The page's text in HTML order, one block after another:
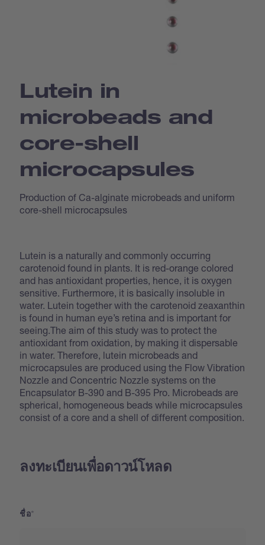
Lutein in
microbeads and
core-shell
microcapsules
Production of Ca-alginate microbeads and uniform
core-shell microcapsules
Lutein is a naturally and commonly occurring
carotenoid found in plants. It is red-orange colored
and has antioxidant properties, hence, it is oxygen
sensitive. Furthermore, it is basically insoluble in
water. Lutein together with the carotenoid zeaxanthin
is found in human eye’s retina and is important for
seeing.The aim of this study was to protect the
antioxidant from oxidation, by making it dispersable
in water. Therefore, lutein microbeads and
microcapsules are produced using the Flow Vibration
Nozzle and Concentric Nozzle systems on the
Encapsulator B-390 and B-395 Pro. Microbeads are
spherical, homogeneous beads while microcapsules
consist of a core and a shell of different composition.
ลงทะเบียนเพื่อดาวน์โหลด
ชื่อ